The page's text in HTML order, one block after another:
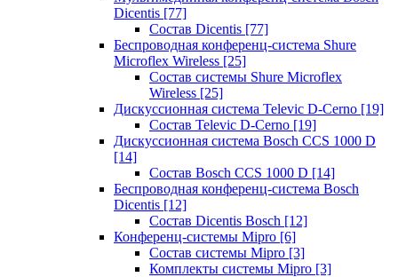
Dicentis [77]
Состав Dicentis [77]
Беспроводная конференц-система Shure
Microflex Wireless [25]
Состав системы Shure Microflex
Wireless [25]
Дискуссионная система Televic D-Cerno [19]
Состав Televic D-Cerno [19]
Дискуссионная система Bosch CCS 1000 D
[14]
Состав Bosch CCS 1000 D [14]
Беспроводная конференц-система Bosch
Dicentis [12]
Состав Dicentis Bosch [12]
Конференц-системы Mipro [6]
Состав системы Mipro [3]
Комплекты системы Mipro [3]